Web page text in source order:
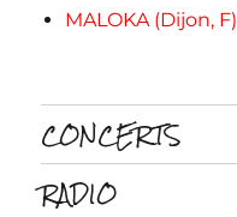
MALOKA (Dijon, F)
CONCERTS
RADIO